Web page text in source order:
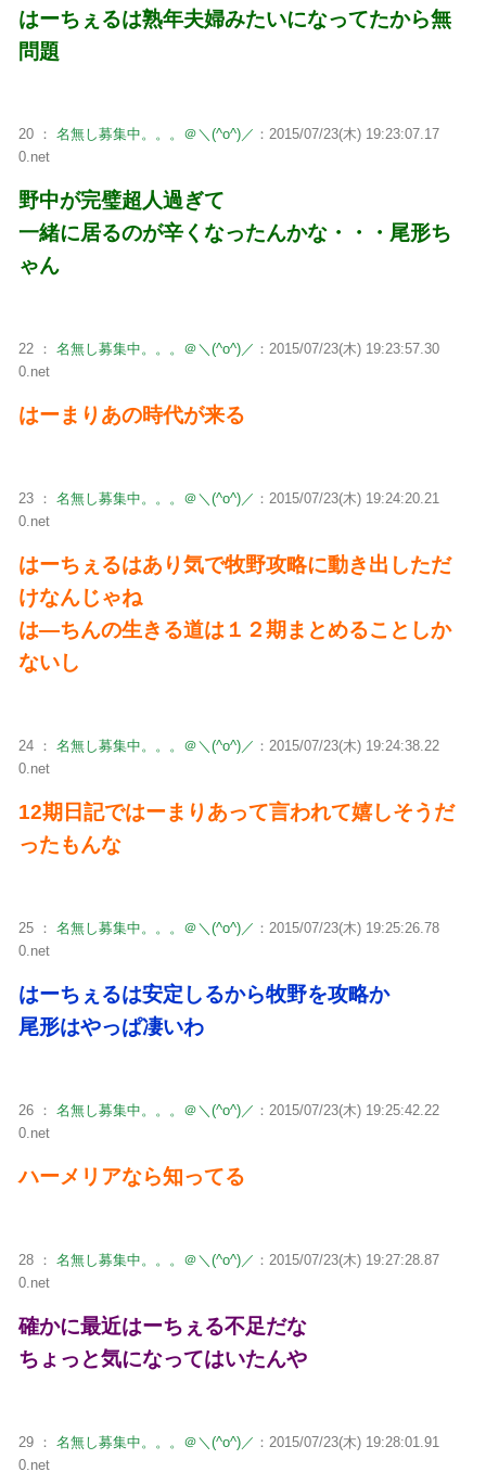
はーちぇるは熟年夫婦みたいになってたから無
問題
20 ： 名無し募集中。。。＠＼(^o^)／ ：2015/07/23(木) 19:23:07.17
0.net
野中が完璧超人過ぎて
一緒に居るのが辛くなったんかな・・・尾形ち
ゃん
22 ： 名無し募集中。。。＠＼(^o^)／ ：2015/07/23(木) 19:23:57.30
0.net
はーまりあの時代が来る
23 ： 名無し募集中。。。＠＼(^o^)／ ：2015/07/23(木) 19:24:20.21
0.net
はーちぇるはあり気で牧野攻略に動き出しただ
けなんじゃね
は―ちんの生きる道は１２期まとめることしか
ないし
24 ： 名無し募集中。。。＠＼(^o^)／ ：2015/07/23(木) 19:24:38.22
0.net
12期日記ではーまりあって言われて嬉しそうだ
ったもんな
25 ： 名無し募集中。。。＠＼(^o^)／ ：2015/07/23(木) 19:25:26.78
0.net
はーちぇるは安定しるから牧野を攻略か
尾形はやっぱ凄いわ
26 ： 名無し募集中。。。＠＼(^o^)／ ：2015/07/23(木) 19:25:42.22
0.net
ハーメリアなら知ってる
28 ： 名無し募集中。。。＠＼(^o^)／ ：2015/07/23(木) 19:27:28.87
0.net
確かに最近はーちぇる不足だな
ちょっと気になってはいたんや
29 ： 名無し募集中。。。＠＼(^o^)／ ：2015/07/23(木) 19:28:01.91
0.net